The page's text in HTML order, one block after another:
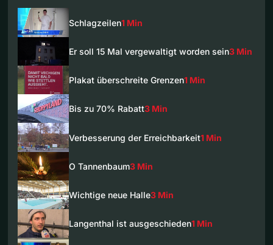
Schlagzeilen1 Min
Er soll 15 Mal vergewaltigt worden sein3 Min
Plakat überschreite Grenzen1 Min
Bis zu 70% Rabatt3 Min
Verbesserung der Erreichbarkeit1 Min
O Tannenbaum3 Min
Wichtige neue Halle3 Min
Langenthal ist ausgeschieden1 Min